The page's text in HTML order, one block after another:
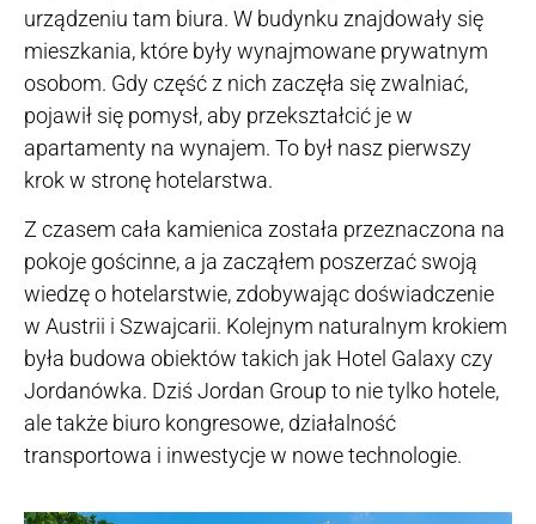
urządzeniu tam biura. W budynku znajdowały się
mieszkania, które były wynajmowane prywatnym
osobom. Gdy część z nich zaczęła się zwalniać,
pojawił się pomysł, aby przekształcić je w
apartamenty na wynajem. To był nasz pierwszy
krok w stronę hotelarstwa.
Z czasem cała kamienica została przeznaczona na
pokoje gościnne, a ja zacząłem poszerzać swoją
wiedzę o hotelarstwie, zdobywając doświadczenie
w Austrii i Szwajcarii. Kolejnym naturalnym krokiem
była budowa obiektów takich jak Hotel Galaxy czy
Jordanówka. Dziś Jordan Group to nie tylko hotele,
ale także biuro kongresowe, działalność
transportowa i inwestycje w nowe technologie.